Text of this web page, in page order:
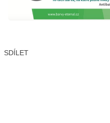
SDÍLET